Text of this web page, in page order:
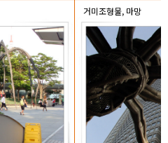
거미조형물, 마망